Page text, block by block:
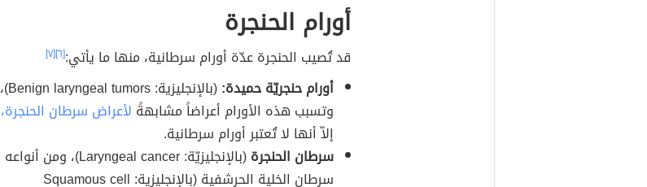
أورام الحنجرة
قد تُصيب الحنجرة عدّة أورام سرطانية، منها ما يأتي:[٦] [٧]
أورام حنجريّة حميدة:
(بالإنجليزية: Benign laryngeal tumors)،
وتسبب هذه الأورام أعراضاً مشابهةً لأعراض سرطان الحنجرة،
إلاّ أنها لا تُعتبر أورام سرطانية.
سرطان الحنجرة
(بالإنجليزيّة: Laryngeal cancer)، ومن أنواعه
سرطان الخلية الحرشفية (بالإنجليزية: Squamous cell